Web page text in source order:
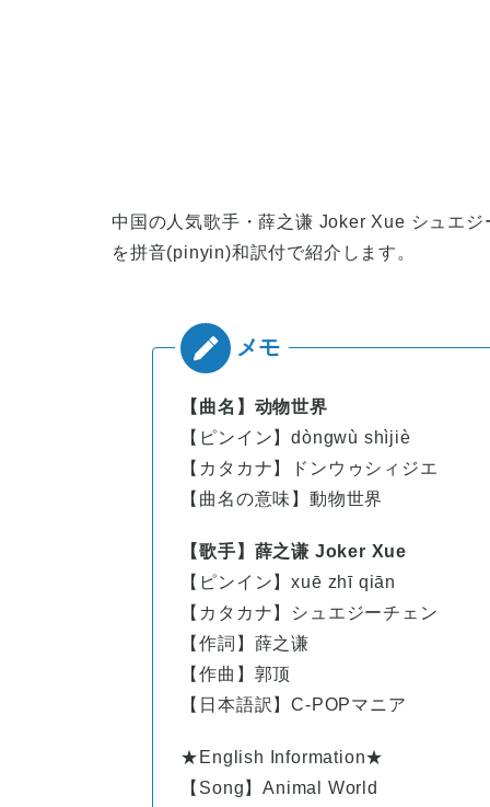
中国の人気歌手・薛之谦 Joker Xue シュエ
を拼音(pinyin)和訳付で紹介します。
【曲名】动物世界
【ピンイン】dòngwù shìjiè
【カタカナ】ドンウゥシィジエ
【曲名の意味】動物世界
【歌手】薛之谦 Joker Xue
【ピンイン】xuē zhī qiān
【カタカナ】シュエジーチェン
【作詞】薛之谦
【作曲】郭顶
【日本語訳】C-POPマニア
★English Information★
【Song】Animal World